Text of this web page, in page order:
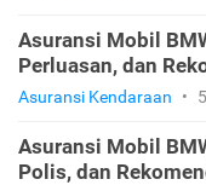
Asuransi Mobil
Perluasan, dan
Asuransi Kendaraan •
Asuransi Mobil
Polis, dan